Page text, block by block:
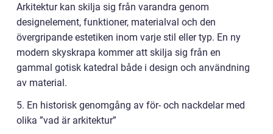
Arkitektur kan skilja sig från varandra genom
designelement, funktioner, materialval och den
övergripande estetiken inom varje stil eller typ. En ny
modern skyskrapa kommer att skilja sig från en
gammal gotisk katedral både i design och användning
av material.
5. En historisk genomgång av för- och nackdelar med
olika ”vad är arkitektur”